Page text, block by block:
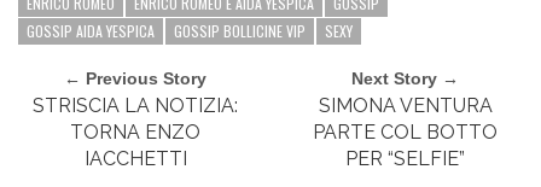
GOSSIP AIDA YESPICA
GOSSIP BOLLICINE VIP SEXY
← Previous Story
STRISCIA LA NOTIZIA:
TORNA ENZO
IACCHETTI
Next Story →
SIMONA VENTURA
PARTE COL BOTTO
PER “SELFIE”